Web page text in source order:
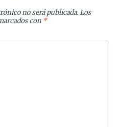
no será publicada.Los
con *